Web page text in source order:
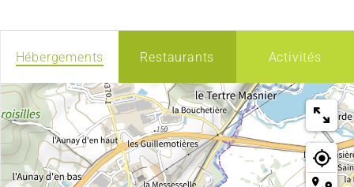
Hébergements Restaurants Activités